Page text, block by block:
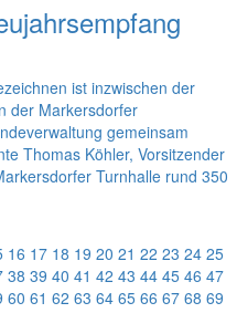
ist inzwischen der
der Markersdorfer
gemeinsam
Thomas Köhler, Vorsitzender
Turnhalle rund 350
16 17 18 19 20 21 22 23 24 25
38 39 40 41 42 43 44 45 46 47
60 61 62 63 64 65 66 67 68 69